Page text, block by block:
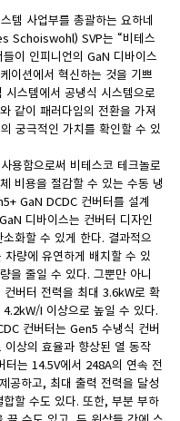
템 사업부를 총괄하는 요하네
Schoiswohl) SVP는 “비테스
이 인피니언의 GaN 디바이스
이션에서 혁신하는 것을 기쁘
시스템에서 공냉식 시스템으로
같이 패러다임의 전환을 가져
궁극적인 가치를 확인할 수 있
용함으로써 비테스코 테크놀로
비용을 절감할 수 있는 수동 냉
GaN DCDC 컨버터를 설계
디바이스는 컨버터 디자인
화할 수 있게 한다. 결과적으
량에 유연하게 배치할 수 있
을 줄일 수 있다. 그뿐만 아니
컨버터 전력을 최대 3.6kW로 확
I 이상으로 높일 수 있다.
컨버터는 Gen5 수냉식 컨버
이상의 효율과 향상된 열 동작
터는 14.5V에서 248A의 연속 전
공하고, 최대 출력 전력을 달성
할 수도 있다. 또한, 부분 부하